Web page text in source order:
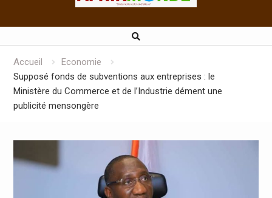
Accueil
Economie
Supposé fonds de subventions aux entreprises : le
Ministère du Commerce et de l’Industrie dément une
publicité mensongère